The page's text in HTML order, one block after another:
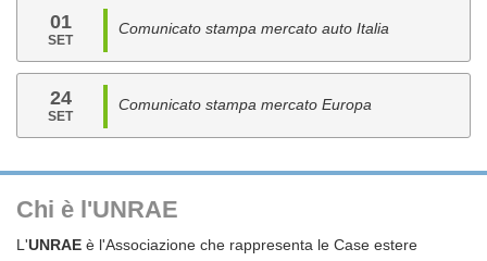
01
SET
Comunicato stampa mercato auto Italia
24
SET
Comunicato stampa mercato Europa
Chi è l'UNRAE
L'UNRAE è l'Associazione che rappresenta le Case estere